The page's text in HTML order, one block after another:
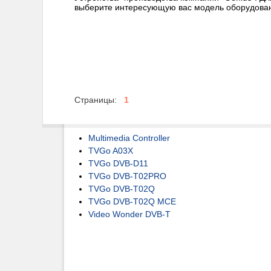
выберите интересующую вас модель
Страницы: 1
Multimedia Controller
TVGo A03X
TVGo DVB-D11
TVGo DVB-T02PRO
TVGo DVB-T02Q
TVGo DVB-T02Q MCE
Video Wonder DVB-T